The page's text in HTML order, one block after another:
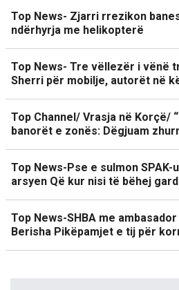
Top News- Zjarri rrezikon
ndërhyrja me helikopterë
Top News- Tre vëllezër i vënë
Sherri për mobilje, autorët në
Top Channel/ Vrasja në Korçë/
banorët e zonës: Dëgjuam
Top News-Pse e sulmon
arsyen Që kur nisi të bëhej
Top News-SHBA me
Berisha Pikëpamjet e tij për